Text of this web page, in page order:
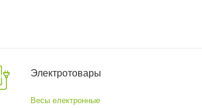
Электротовары
Весы електронные